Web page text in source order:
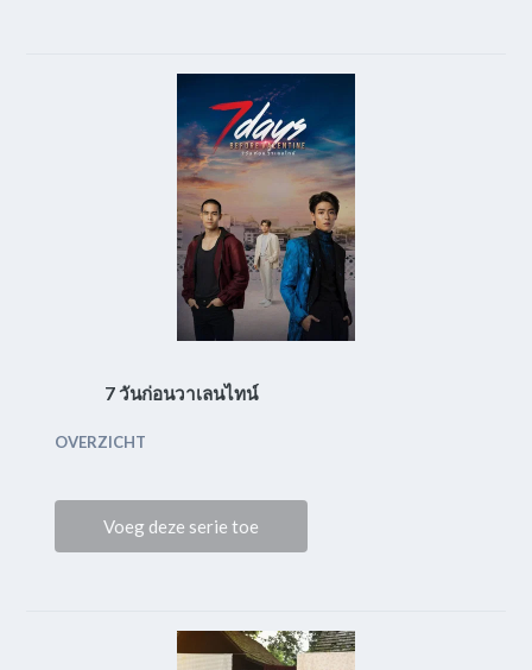
7 วันก่อนวาเลนไทน์
OVERZICHT
Voeg deze serie toe